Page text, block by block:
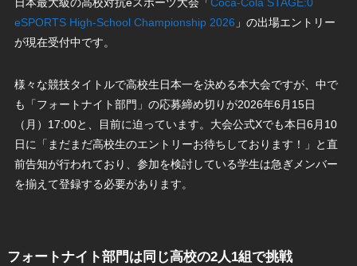
eSPORTS High-School Championship 2026 」の出場エントリー
が現在受付中です。
様々な競技タイトルで高校生日本一を決める本大会ですが、中で
も「フォートナイト部門」の応募締め切りが2026年6月15日
（月）17:00と、目前に迫っています。大会公式Xでも本日6月10
日に「まだまだ高校生のエントリーお待ちしております！」と直
前告知が行われており、参加を検討している学生は急ぎメンバー
を揃えて登録する必要があります。
フォートナイト部門は同じ高校の2人1組で挑戦